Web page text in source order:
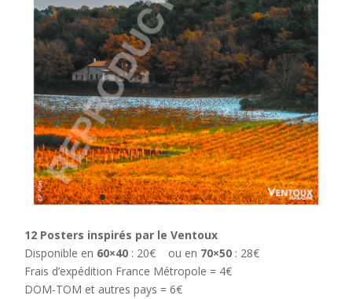
12 Posters inspirés par le Ventoux
Disponible en 60×40 : 20€ ou en 70×50 : 28€
Frais d’expédition France Métropole = 4€
DOM-TOM et autres pays = 6€